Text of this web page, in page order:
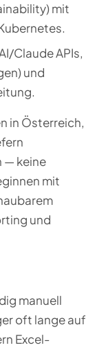
mit
Claude APIs,
und
in Österreich,
— keine
mit
und
manuell
oft lange auf
Excel-